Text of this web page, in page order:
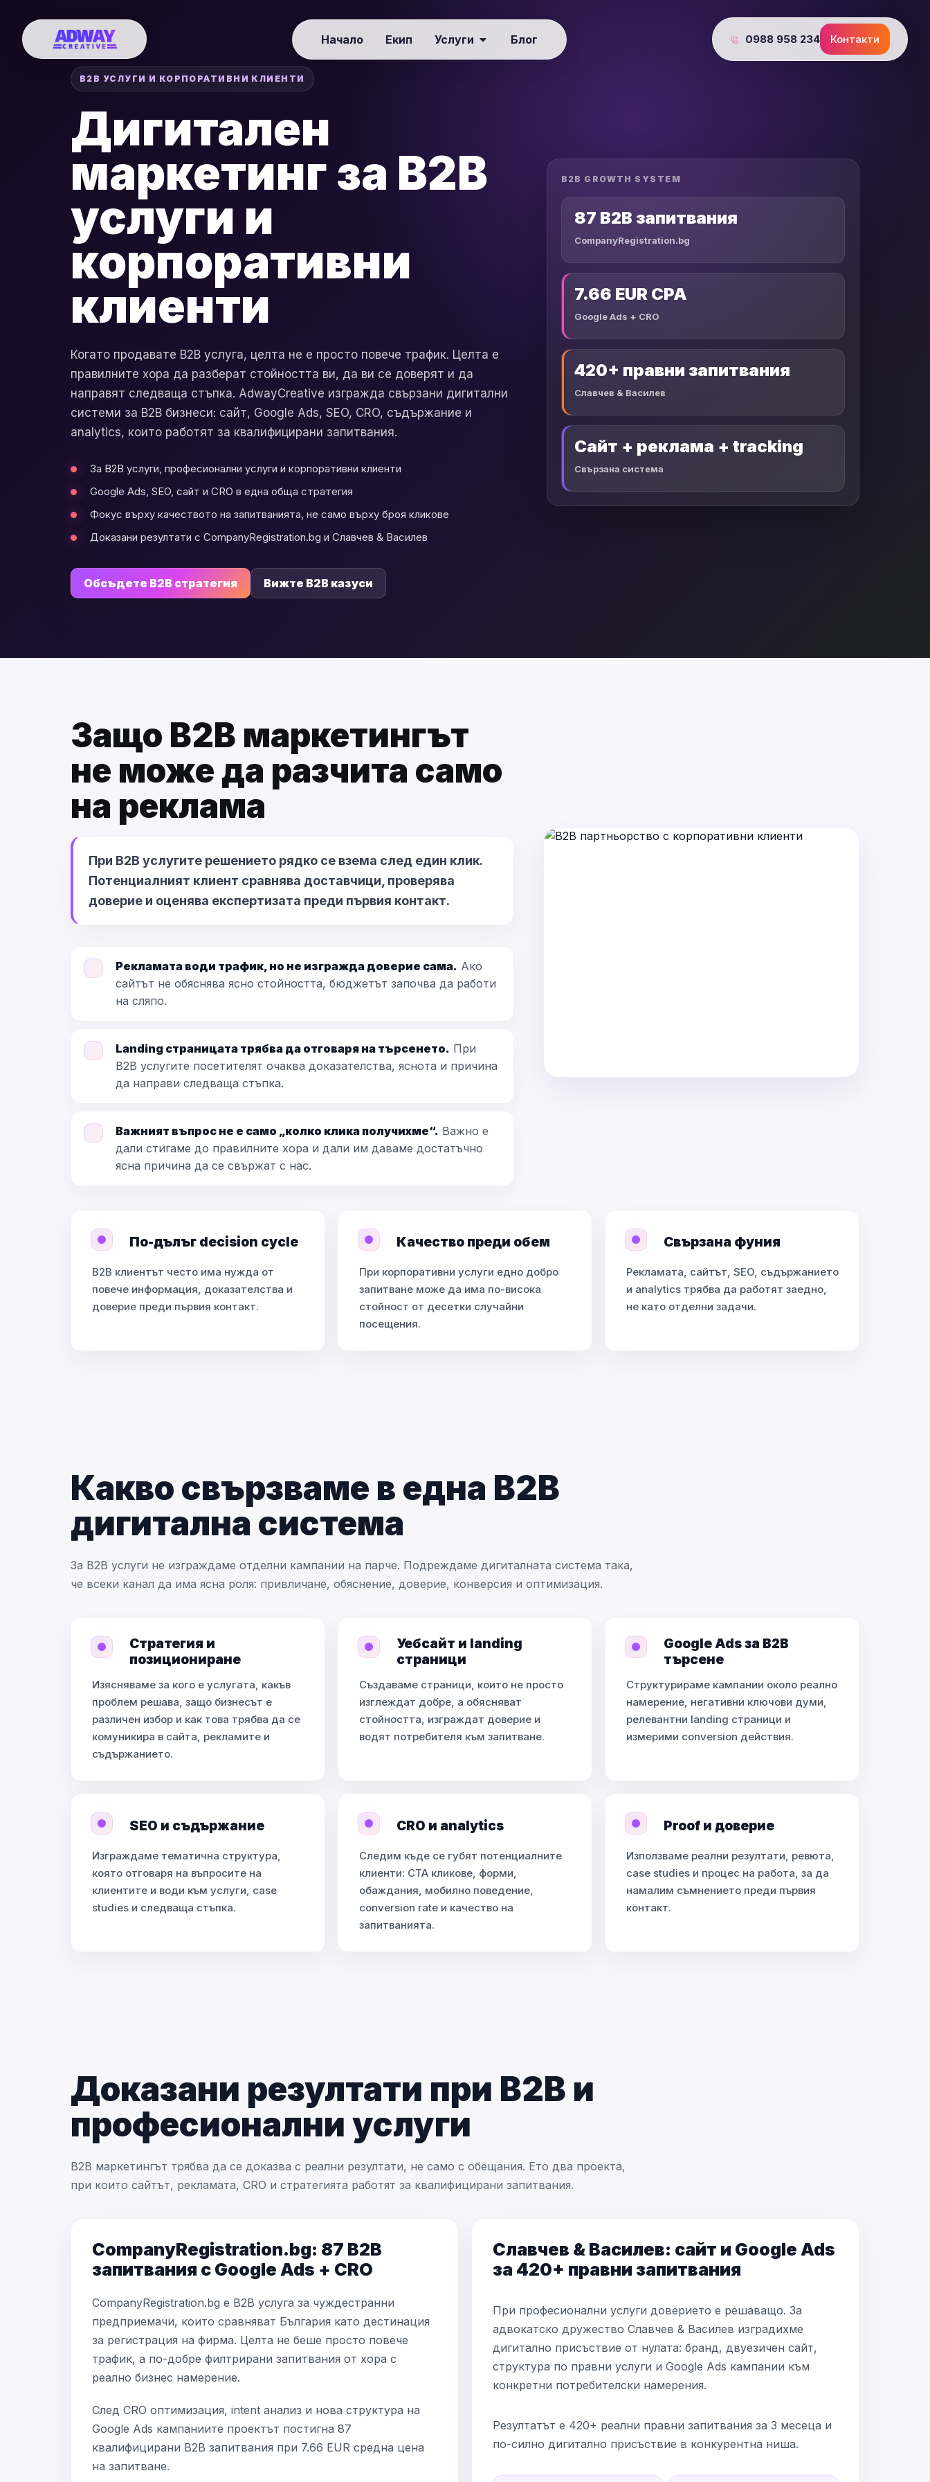
Начало Екип Услуги Блог 0988 958 234 Контакти
B2B УСЛУГИ И КОРПОРАТИВНИ КЛИЕНТИ
Дигитален
маркетинг за B2B
услуги и
корпоративни
клиенти
Когато продавате B2B услуга, целта не е просто повече трафик. Целта е
правилните хора да разберат стойността ви, да ви се доверят и да
направят следваща стъпка. AdwayCreative изгражда свързани дигитални
системи за B2B бизнеси: сайт, Google Ads, SEO, CRO, съдържание и
analytics, които работят за квалифицирани запитвания.
За B2B услуги, професионални услуги и корпоративни клиенти
Google Ads, SEO, сайт и CRO в една обща стратегия
Фокус върху качеството на запитванията, не само върху броя кликове
Доказани резултати с CompanyRegistration.bg и Славчев & Василев
Обсъдете B2B стратегия Вижте B2B казуси
87 B2B запитвания
CompanyRegistration.bg
7.66 EUR CPA
Google Ads + CRO
420+ правни запитвания
Славчев & Василев
Сайт + реклама + tracking
Свързана система
Защо B2B маркетингът
не може да разчита само
на реклама
При B2B услугите решението рядко се взема след един клик.
Потенциалният клиент сравнява доставчици, проверява
доверие и оценява експертизата преди първия контакт.
Рекламата води трафик, но не изгражда доверие сама. Ако
сайтът не обяснява ясно стойността, бюджетът започва да работи
на сляпо.
Landing страницата трябва да отговаря на търсенето. При
B2B услугите посетителят очаква доказателства, яснота и причина
да направи следваща стъпка.
Важният въпрос не е само „колко клика получихме“. Важно е
дали стигаме до правилните хора и дали им даваме достатъчно
ясна причина да се свържат с нас.
По-дълъг decision cycle
B2B клиентът често има нужда от
повече информация, доказателства и
доверие преди първия контакт.
Качество преди обем
При корпоративни услуги едно добро
запитване може да има по-висока
стойност от десетки случайни
посещения.
Свързана фуния
Рекламата, сайтът, SEO, съдържанието
и analytics трябва да работят заедно,
не като отделни задачи.
Какво свързваме в една B2B
дигитална система
За B2B услуги не изграждаме отделни кампании на парче. Подреждаме дигиталната система така,
че всеки канал да има ясна роля: привличане, обяснение, доверие, конверсия и оптимизация.
Стратегия и
позициониране
Изясняваме за кого е услугата, какъв
проблем решава, защо бизнесът е
различен избор и как това трябва да се
комуникира в сайта, рекламите и
съдържанието.
Уебсайт и landing
страници
Създаваме страници, които не просто
изглеждат добре, а обясняват
стойността, изграждат доверие и
водят потребителя към запитване.
Google Ads за B2B
търсене
Структурираме кампании около реално
намерение, негативни ключови думи,
релевантни landing страници и
измерими conversion действия.
SEO и съдържание
Изграждаме тематична структура,
която отговаря на въпросите на
клиентите и води към услуги, case
studies и следваща стъпка.
CRO и analytics
Следим къде се губят потенциалните
клиенти: CTA кликове, форми,
обаждания, мобилно поведение,
conversion rate и качество на
запитванията.
Proof и доверие
Използваме реални резултати, ревюта,
case studies и процес на работа, за да
намалим съмнението преди първия
контакт.
Доказани резултати при B2B и
професионални услуги
B2B маркетингът трябва да се доказва с реални резултати, не само с обещания. Ето два проекта,
при които сайтът, рекламата, CRO и стратегията работят за квалифицирани запитвания.
CompanyRegistration.bg: 87 B2B
запитвания с Google Ads + CRO
CompanyRegistration.bg е B2B услуга за чуждестранни
предприемачи, които сравняват България като дестинация
за регистрация на фирма. Целта не беше просто повече
трафик, а по-добре филтрирани запитвания от хора с
реално бизнес намерение.
След CRO оптимизация, intent анализ и нова структура на
Google Ads кампаниите проектът постигна 87
квалифицирани B2B запитвания при 7.66 EUR средна цена
на запитване.
Славчев & Василев: сайт и Google Ads
за 420+ правни запитвания
При професионални услуги доверието е решаващо. За
адвокатско дружество Славчев & Василев изградихме
дигитално присъствие от нулата: бранд, двуезичен сайт,
структура по правни услуги и Google Ads кампании към
конкретни потребителски намерения.
Резултатът е 420+ реални правни запитвания за 3 месеца и
по-силно дигитално присъствие в конкурентна ниша.